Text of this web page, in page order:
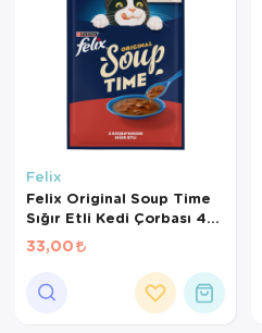
Felix
Felix Original Soup Time
Sığır Etli Kedi Çorbası 48
Gr
33,00